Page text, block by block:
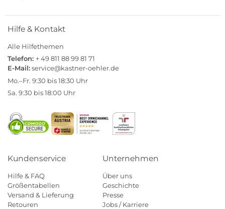
Hilfe & Kontakt
Alle Hilfethemen
Telefon: + 49 811 88 99 81 71
E-Mail:service@kastner-oehler.de
Mo.–Fr. 9:30 bis 18:30 Uhr
Sa. 9:30 bis 18:00 Uhr
Kundenservice
Hilfe & FAQ
Größentabellen
Versand & Lieferung
Retouren
Unternehmen
Über uns
Geschichte
Presse
Jobs / Karriere